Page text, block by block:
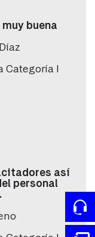
buena
Categoría I
así
personal